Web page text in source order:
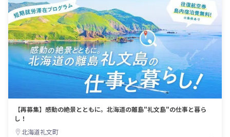
【再募集】感動の絶景とともに。北海道の離島"礼文島"の仕事と暮ら
し！
北海道礼文町